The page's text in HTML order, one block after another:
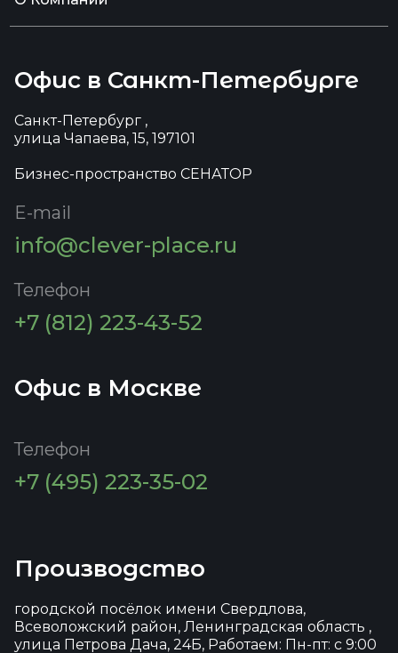
Офис в Санкт-Петербурге
Санкт-Петербург ,
улица Чапаева, 15, 197101
Бизнес-пространство СЕНАТОР
E-mail
info@clever-place.ru
Телефон
+7 (812) 223-43-52
Офис в Москве
Телефон
+7 (495) 223-35-02
Производство
городской посёлок имени Свердлова,
Всеволожский район, Ленинградская область ,
улица Петрова Дача, 24Б, Работаем: Пн-пт: с 9:00